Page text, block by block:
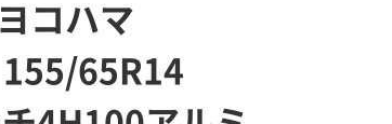
コハマ
65R14